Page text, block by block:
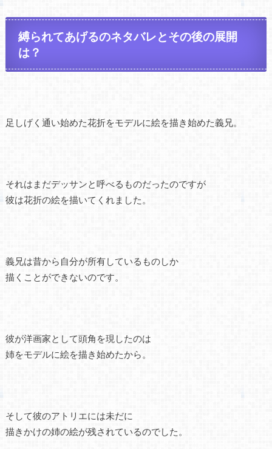
縛られてあげるのネタバレとその後の展開
は？
足しげく通い始めた花折をモデルに絵を描き始めた義兄。
それはまだデッサンと呼べるものだったのですが
彼は花折の絵を描いてくれました。
義兄は昔から自分が所有しているものしか
描くことができないのです。
彼が洋画家として頭角を現したのは
姉をモデルに絵を描き始めたから。
そして彼のアトリエには未だに
描きかけの姉の絵が残されているのでした。